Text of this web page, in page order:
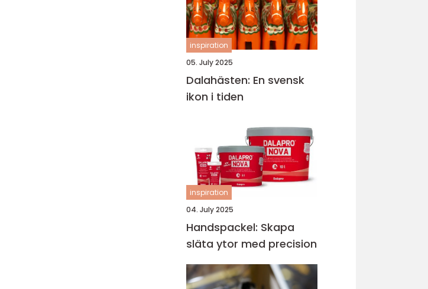
inspiration
05. July 2025
Dalahästen: En svensk
ikon i tiden
inspiration
04. July 2025
Handspackel: Skapa
släta ytor med precision